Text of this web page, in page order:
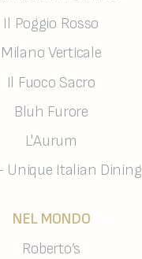
Il Poggio Rosso
Milano Verticale
Il Fuoco Sacro
Bluh Furore
L'Aurum
Unique Italian Dining
NEL MONDO
Roberto’s